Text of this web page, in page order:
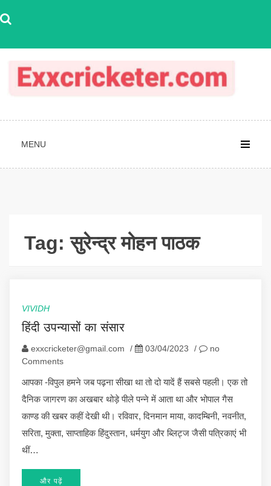
to
MENU
Tag:सुरेन्द्र मोहन पाठक
VIVIDH
हिंदी उपन्यासों का संसार
exxcricketer@gmail.com / 03/04/2023 /
no
Comments
आपका -विपुल हमने जब पढ़ना सीखा था तो दो यादें हैं सबसे पहली। एक तो
दैनिक जागरण का अखबार थोड़े पीले पन्ने में आता था और भोपाल गैस
काण्ड की खबर कहीं देखी थी। रविवार, दिनमान माया, कादम्बिनी, नवनीत,
सरिता, मुक्ता, साप्ताहिक हिंदुस्तान, धर्मयुग और ब्लिट्ज जैसी पत्रिकाएं भी
थीं…
और पढ़ें